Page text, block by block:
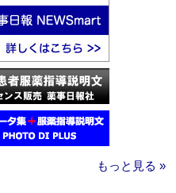
もっと見る »